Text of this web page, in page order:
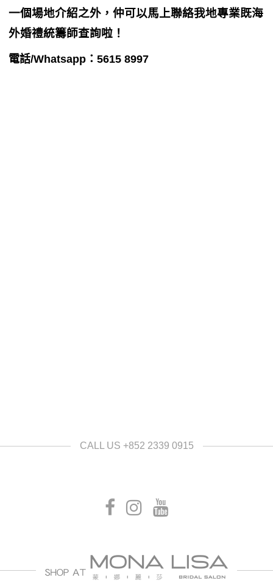
一個場地介紹之外，仲可以馬上聯絡我地專業既海
外婚禮統籌師查詢啦！
電話/Whatsapp：5615 8997
CALL US +852 2339 0915